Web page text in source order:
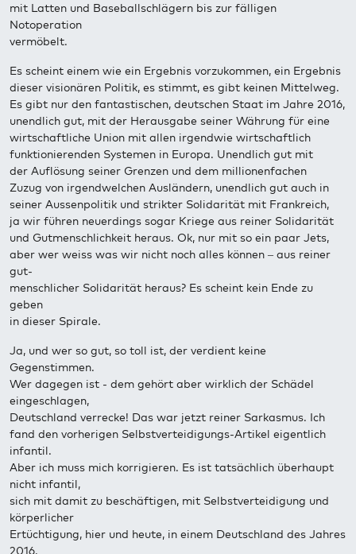
mit Latten und Baseballschlägern bis zur fälligen
Notoperation
vermöbelt.
Es scheint einem wie ein Ergebnis vorzukommen, ein Ergebnis
dieser visionären Politik, es stimmt, es gibt keinen Mittelweg.
Es gibt nur den fantastischen, deutschen Staat im Jahre 2016,
unendlich gut, mit der Herausgabe seiner Währung für eine
wirtschaftliche Union mit allen irgendwie wirtschaftlich
funktionierenden Systemen in Europa. Unendlich gut mit
der Auflösung seiner Grenzen und dem millionenfachen
Zuzug von irgendwelchen Ausländern, unendlich gut auch in
seiner Aussenpolitik und strikter Solidarität mit Frankreich,
ja wir führen neuerdings sogar Kriege aus reiner Solidarität
und Gutmenschlichkeit heraus. Ok, nur mit so ein paar Jets,
aber wer weiss was wir nicht noch alles können – aus reiner
gut-
menschlicher Solidarität heraus? Es scheint kein Ende zu
geben
in dieser Spirale.
Ja, und wer so gut, so toll ist, der verdient keine
Gegenstimmen.
Wer dagegen ist - dem gehört aber wirklich der Schädel
eingeschlagen,
Deutschland verrecke! Das war jetzt reiner Sarkasmus. Ich
fand den vorherigen Selbstverteidigungs-Artikel eigentlich
infantil.
Aber ich muss mich korrigieren. Es ist tatsächlich überhaupt
nicht infantil,
sich mit damit zu beschäftigen, mit Selbstverteidigung und
körperlicher
Ertüchtigung, hier und heute, in einem Deutschland des Jahres
2016,